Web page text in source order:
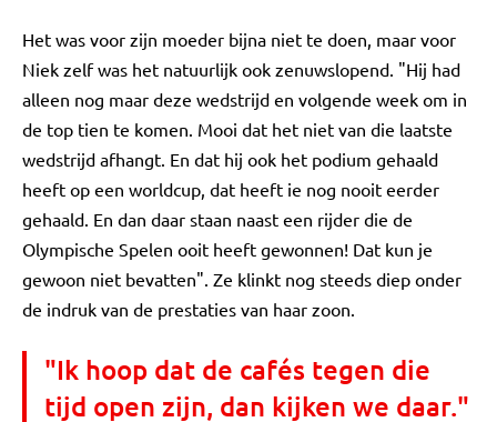
Het was voor zijn moeder bijna niet te doen, maar voor
Niek zelf was het natuurlijk ook zenuwslopend. "Hij had
alleen nog maar deze wedstrijd en volgende week om in
de top tien te komen. Mooi dat het niet van die laatste
wedstrijd afhangt. En dat hij ook het podium gehaald
heeft op een worldcup, dat heeft ie nog nooit eerder
gehaald. En dan daar staan naast een rijder die de
Olympische Spelen ooit heeft gewonnen! Dat kun je
gewoon niet bevatten". Ze klinkt nog steeds diep onder
de indruk van de prestaties van haar zoon.
"Ik hoop dat de cafés tegen die
tijd open zijn, dan kijken we daar."